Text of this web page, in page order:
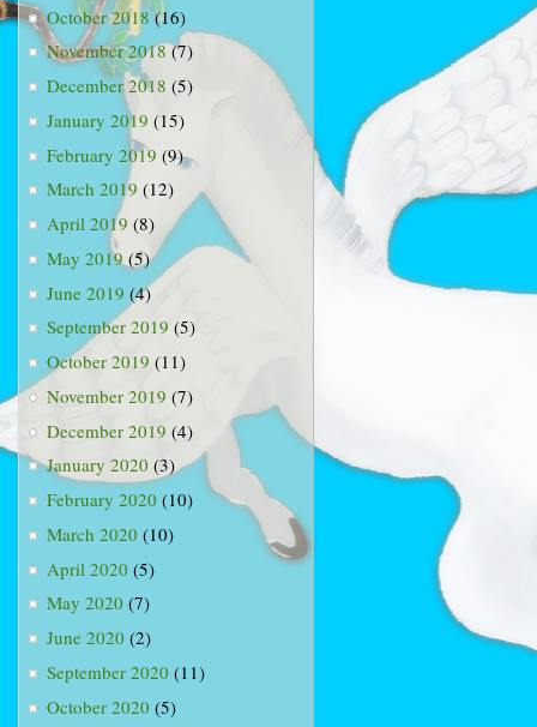
October 2018(16)
November 2018(7)
December 2018 (5)
January 2019 (15)
February 2019 (9)
March 2019 (12)
April 2019 (8)
May 2019(5)
June 2019 (4)
September 2019 (5)
October 2019 (11)
November 2019 (7)
December 2019 (4)
January 2020 (3)
February 2020 (10)
March 2020 (10)
April 2020 (5)
May 2020 (7)
June 2020 (2)
September 2020 (11)
October 2020 (5)